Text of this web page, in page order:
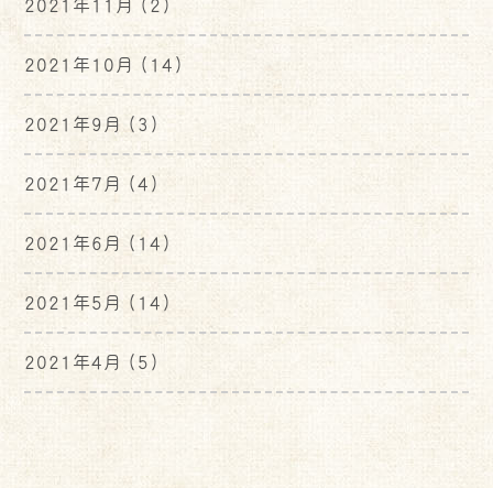
2021年11月 (2)
2021年10月 (14)
2021年9月 (3)
2021年7月 (4)
2021年6月 (14)
2021年5月(14)
2021年4月 (5)